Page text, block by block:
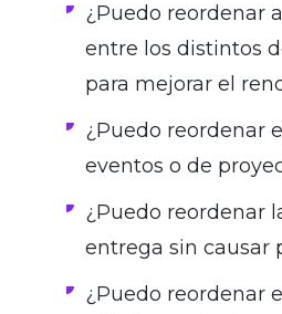
¿Puedo reordenar
entre los distintos
para mejorar el
¿Puedo reordenar
eventos o de
¿Puedo reordenar
entrega sin causar
¿Puedo reordenar